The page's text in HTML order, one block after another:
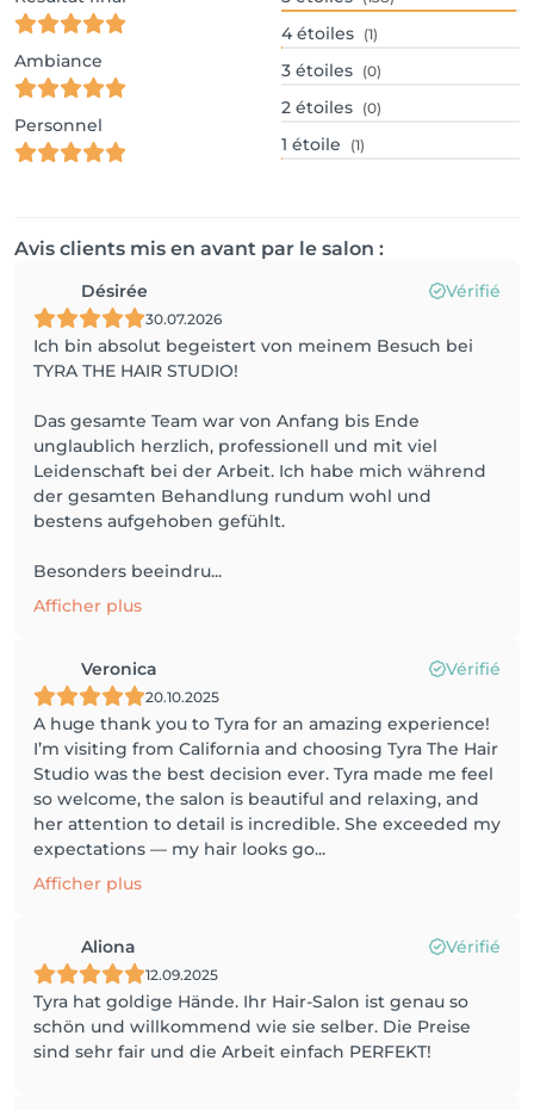
Ambiance
Personnel
4 étoiles (1)
3 étoiles (0)
2 étoiles (0)
1 étoile (1)
Avis clients mis en avant par le salon :
Désirée Vérifié
30.07.2026
Ich bin absolut begeistert von meinem Besuch bei
TYRA THE HAIR STUDIO!
Das gesamte Team war von Anfang bis Ende
unglaublich herzlich, professionell und mit viel
Leidenschaft bei der Arbeit. Ich habe mich während
der gesamten Behandlung rundum wohl und
bestens aufgehoben gefühlt.
Besonders beeindru...
Afficher plus
Veronica Vérifié
20.10.2025
A huge thank you to Tyra for an amazing experience!
I’m visiting from California and choosing Tyra The Hair
Studio was the best decision ever. Tyra made me feel
so welcome, the salon is beautiful and relaxing, and
her attention to detail is incredible. She exceeded my
expectations — my hair looks go...
Afficher plus
Aliona Vérifié
12.09.2025
Tyra hat goldige Hände. Ihr Hair-Salon ist genau so
schön und willkommend wie sie selber. Die Preise
sind sehr fair und die Arbeit einfach PERFEKT!